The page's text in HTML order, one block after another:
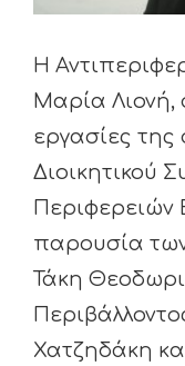
Η
Μαρία Λιονή,
εργασίες της
Διοικητικού
Περιφερειών
παρουσία
Τάκη
Χατζηδάκη